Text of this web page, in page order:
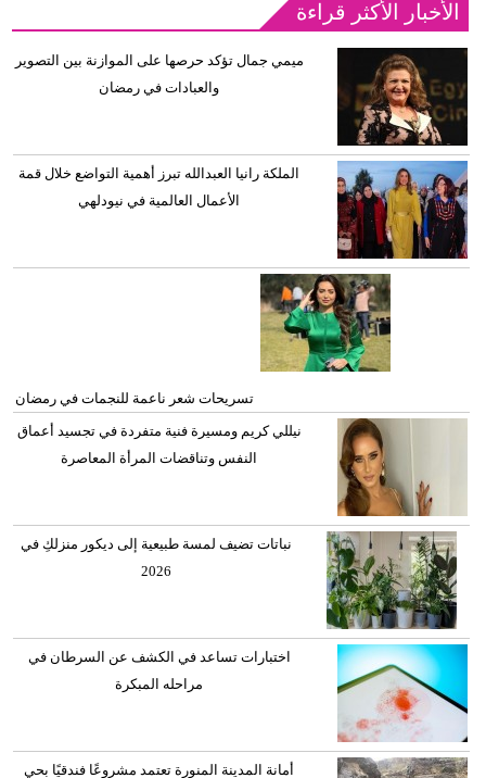
الأخبار الأكثر قراءة
ميمي جمال تؤكد حرصها على الموازنة بين التصوير
والعبادات في رمضان
الملكة رانيا العبدالله تبرز أهمية التواضع خلال قمة
الأعمال العالمية في نيودلهي
تسريحات شعر ناعمة للنجمات في رمضان
نيللي كريم ومسيرة فنية متفردة في تجسيد أعماق
النفس وتناقضات المرأة المعاصرة
نباتات تضيف لمسة طبيعية إلى ديكور منزلكِ في
2026
اختبارات تساعد في الكشف عن السرطان في
مراحله المبكرة
أمانة المدينة المنورة تعتمد مشروعًا فندقيًا بحي